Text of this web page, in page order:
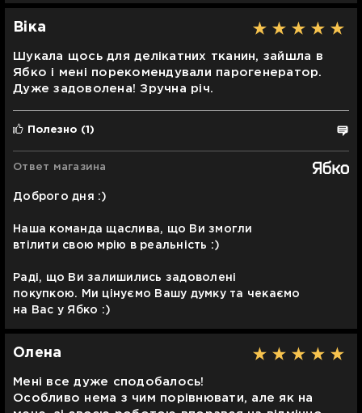
Віка
Шукала щось для делікатних тканин, зайшла в
Ябко і мені порекомендували парогенератор.
Дуже задоволена! Зручна річ.
Полезно (1)
Ответ магазина
Доброго дня :)
Наша команда щаслива, що Ви змогли
втілити свою мрію в реальність :)
Раді, що Ви залишились задоволені
покупкою. Ми цінуємо Вашу думку та чекаємо
на Вас у Ябко :)
Олена
Мені все дуже сподобалось!
Особливо нема з чим порівнювати, але як на